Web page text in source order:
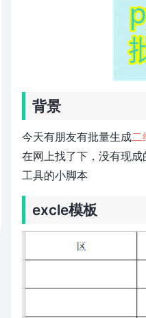
背景
今天有朋友有批量生成二
在网上找了下，没有现
工具的小脚本
excle模板